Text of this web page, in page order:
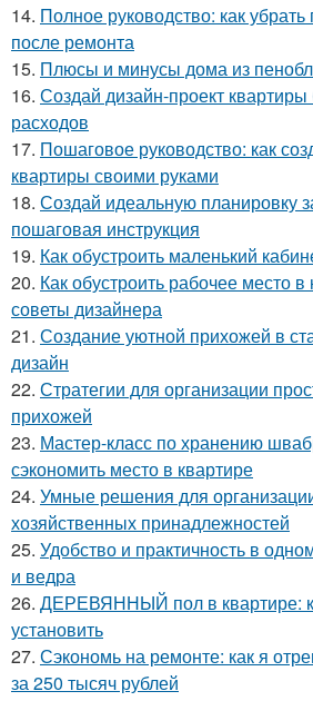
14. Полное руководство: как убрать
после ремонта
15. Плюсы и минусы дома из
16. Создай дизайн-проект
расходов
17. Пошаговое руководство: как
квартиры своими руками
18. Создай идеальную планировку
пошаговая инструкция
19. Как обустроить маленький
20. Как обустроить рабочее место
советы дизайнера
21. Создание уютной прихожей в
дизайн
22. Стратегии для организации
прихожей
23. Мастер-класс по хранению
сэкономить место в квартире
24. Умные решения для
хозяйственных принадлежностей
25. Удобство и практичность в
и ведра
26. ДЕРЕВЯННЫЙ пол в квартире:
установить
27. Сэкономь на ремонте: как я
за 250 тысяч рублей